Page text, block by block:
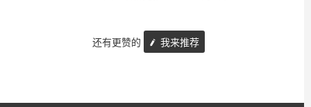
还有更赞的 我来推荐